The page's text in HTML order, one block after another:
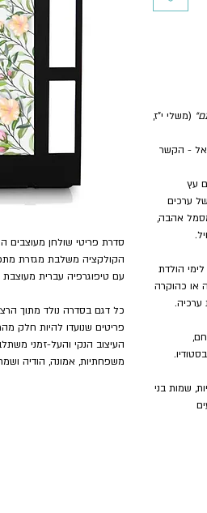
סדרת פריטי שולחן מעוצבים
הקולקציה משלבת מגזרת
עם טיפוגרפיה עברית
כל דגם בסדרה נולד מתוך
פריטים שנועדו להיות חלק
העיצוב הנקי והעל-זמני
משפחתיות, אמונה, הודיה
(משלי י"ז,
- הקשר
עץ
ערכים
אהבה,
הולדת
או כהוקרה
ערכיה.
שמות בני